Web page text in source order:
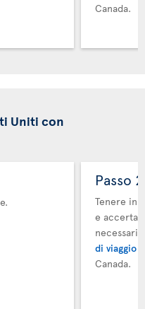
Canada.
Uniti con
Passo
Tenere in
e
necessari.
di viaggio
Canada.